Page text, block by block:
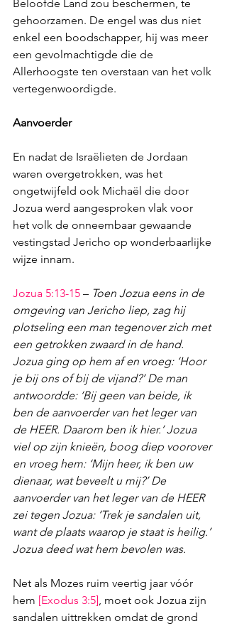
Beloofde Land zou beschermen, te
gehoorzamen. De engel was dus niet
enkel een boodschapper, hij was meer
een gevolmachtigde die de
Allerhoogste ten overstaan van het volk
vertegenwoordigde.
Aanvoerder
En nadat de Israëlieten de Jordaan
waren overgetrokken, was het
ongetwijfeld ook Michaël die door
Jozua werd aangesproken vlak voor
het volk de onneembaar gewaande
vestingstad Jericho op wonderbaarlijke
wijze innam.
Jozua 5:13-15 – Toen Jozua eens in de
omgeving van Jericho liep, zag hij
plotseling een man tegenover zich met
een getrokken zwaard in de hand.
Jozua ging op hem af en vroeg: ‘Hoor
je bij ons of bij de vijand?’ De man
antwoordde: ‘Bij geen van beide, ik
ben de aanvoerder van het leger van
de HEER. Daarom ben ik hier.’ Jozua
viel op zijn knieën, boog diep voorover
en vroeg hem: ‘Mijn heer, ik ben uw
dienaar, wat beveelt u mij?’ De
aanvoerder van het leger van de HEER
zei tegen Jozua: ‘Trek je sandalen uit,
want de plaats waarop je staat is heilig.’
Jozua deed wat hem bevolen was.
Net als Mozes ruim veertig jaar vóór
hem [Exodus 3:5] , moet ook Jozua zijn
sandalen uittrekken omdat de grond